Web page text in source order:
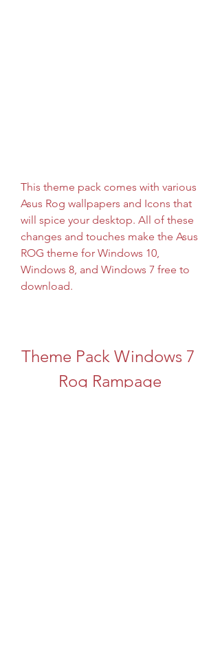
This theme pack comes with various
Asus Rog wallpapers and Icons that
will spice your desktop. All of these
changes and touches make the Asus
ROG theme for Windows 10,
Windows 8, and Windows 7 free to
download.
Theme Pack Windows 7
Rog Rampage